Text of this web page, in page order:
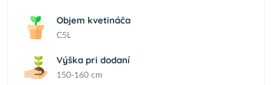
Objem kvetináča
C5L
Výška pri dodaní
150-160 cm